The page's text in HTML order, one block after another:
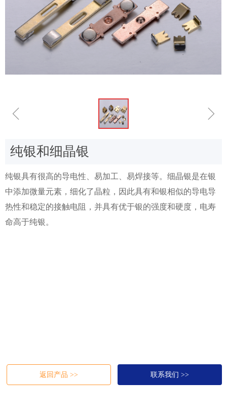
ꁆ ꁇ
纯银和细晶银
返回产品 >> 联系我们 >>
纯银具有很高的导电性、易加工、易焊接等。细晶银是在银
中添加微量元素，细化了晶粒，因此具有和银相似的导电导
热性和稳定的接触电阻，并具有优于银的强度和硬度，电寿
命高于纯银。